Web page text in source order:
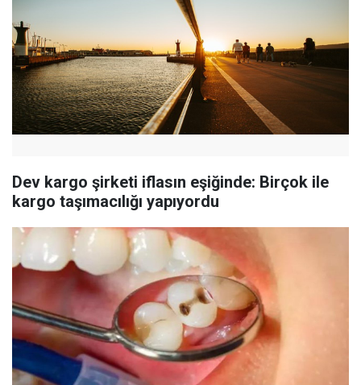
Dev kargo şirketi iflasın eşiğinde: Birçok ile
kargo taşımacılığı yapıyordu